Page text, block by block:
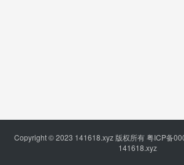
Copyright © 2023 141618.xyz版权所有粤ICP备
141618.xyz